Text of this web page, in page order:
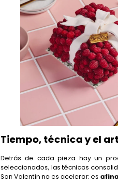
Tiempo, técnica y el
Detrás de cada pieza hay un
seleccionados, las técnicas
San Valentín no es acelerar: es